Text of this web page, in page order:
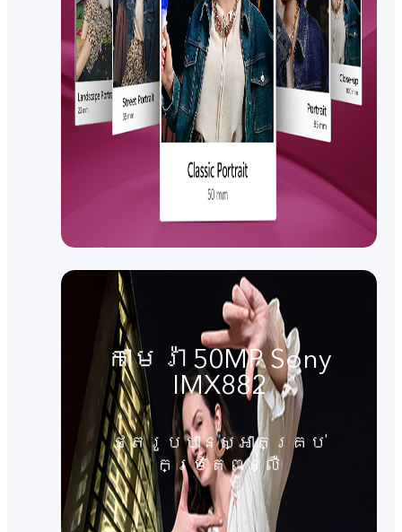
កាមេរ៉ា 50MP Sony
IMX882
ថតរូបបានស្អាតគ្រប់
កម្រិតពន្លឺ